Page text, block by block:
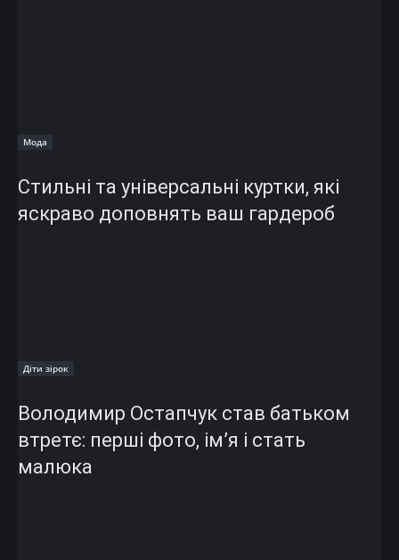
Мода
Стильні та універсальні куртки, які
яскраво доповнять ваш гардероб
Діти зірок
Володимир Остапчук став батьком
втретє: перші фото, ім’я і стать
малюка